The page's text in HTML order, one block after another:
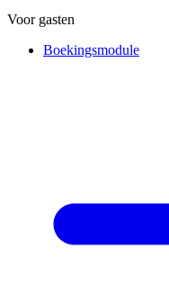
Voor gasten
Boekingsmodule